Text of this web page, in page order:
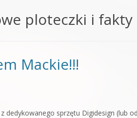
ploteczki i fakty
Mackie!!!
dedykowanego sprzętu Digidesign (lub od